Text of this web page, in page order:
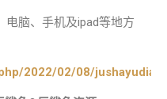
电脑、手机及ipad等地方
2022/02/08/